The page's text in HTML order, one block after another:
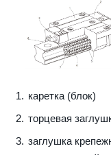
каретка (блок)
торцевая
заглушка